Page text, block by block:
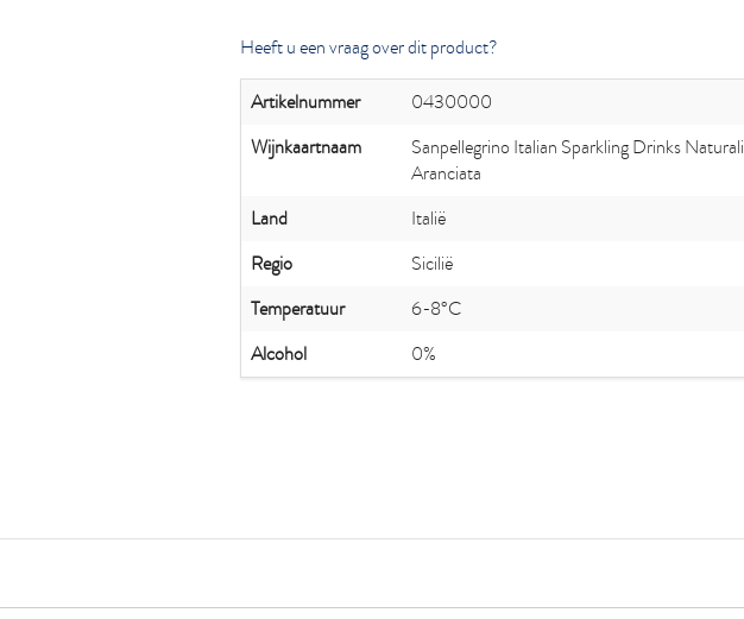
Heeft u een vraag over dit product?
Artikelnummer
0430000
Wijnkaartnaam
Sanpellegrino Italian Sparkling Drinks Naturali
Aranciata
Land
Italië
Regio
Sicilië
Temperatuur
6-8°C
Alcohol
0%